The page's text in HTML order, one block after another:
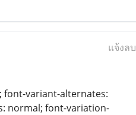
แจ้งลบ
font-variant-alternates:
normal; font-variation-